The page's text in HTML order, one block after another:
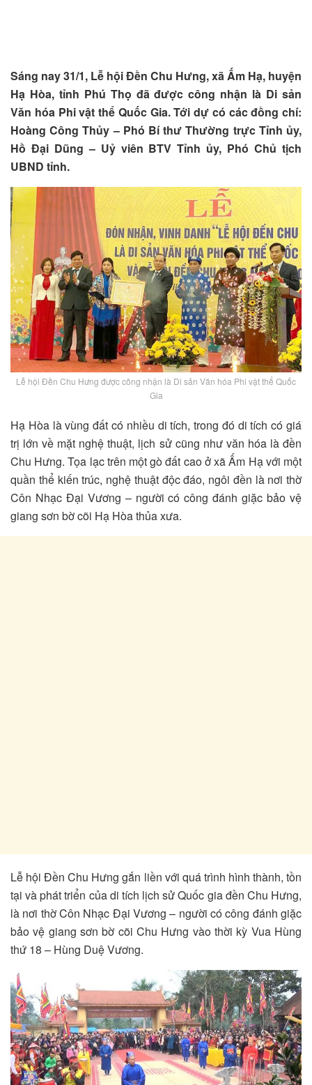
Sáng nay 31/1, Lễ hội Đền Chu Hưng, xã Ấm Hạ, huyện
Hạ Hòa, tỉnh Phú Thọ đã được công nhận là Di sản
Văn hóa Phi vật thể Quốc Gia. Tới dự có các đồng chí:
Hoàng Công Thủy – Phó Bí thư Thường trực Tỉnh ủy,
Hồ Đại Dũng – Uỷ viên BTV Tỉnh ủy, Phó Chủ tịch
UBND tỉnh.
Lễ hội Đền Chu Hưng được công nhận là Di sản Văn hóa Phi vật thể Quốc
Gia
Hạ Hòa là vùng đất có nhiều di tích, trong đó di tích có giá
trị lớn về mặt nghệ thuật, lịch sử cũng như văn hóa là đền
Chu Hưng. Tọa lạc trên một gò đất cao ở xã Ấm Hạ với một
quần thể kiến trúc, nghệ thuật độc đáo, ngôi đền là nơi thờ
Côn Nhạc Đại Vương – người có công đánh giặc bảo vệ
giang sơn bờ cõi Hạ Hòa thủa xưa.
Lễ hội Đền Chu Hưng gắn liền với quá trình hình thành, tồn
tại và phát triển của di tích lịch sử Quốc gia đền Chu Hưng,
là nơi thờ Côn Nhạc Đại Vương – người có công đánh giặc
bảo vệ giang sơn bờ cõi Chu Hưng vào thời kỳ Vua Hùng
thứ 18 – Hùng Duệ Vương.